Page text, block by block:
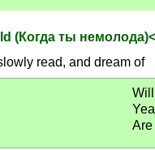
(Когда ты немолода)<
read, and dream of
Are